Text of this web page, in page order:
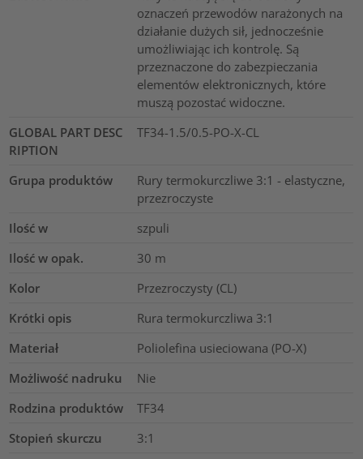
oznaczeń przewodów narażonych na
działanie dużych sił, jednocześnie
umożliwiając ich kontrolę. Są
przeznaczone do zabezpieczania
elementów elektronicznych, które
muszą pozostać widoczne.
GLOBAL PART DESC
RIPTION
TF34-1.5/0.5-PO-X-CL
Grupa produktów
Rury termokurczliwe 3:1 - elastyczne,
przezroczyste
Ilość w
szpuli
Ilość w opak.
30 m
Kolor
Przezroczysty (CL)
Krótki opis
Rura termokurczliwa 3:1
Materiał
Poliolefina usieciowana (PO-X)
Możliwość nadruku
Nie
Rodzina produktów
TF34
Stopień skurczu
3:1